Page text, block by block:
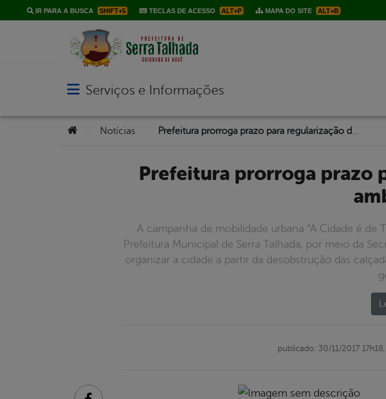
IR PARA A BUSCA SHIFT+5 TECLAS DE ACESSO ALT+P MAPA DO SITE ALT+B
Abrir menu principal de navegação
Serviços e Informações
Você está aqui:
Notícias
Prefeitura prorroga prazo para regularização do comércio
A campanha de mobilidade urbana “A Cidade é de
Prefeitura Municipal de Serra Talhada, por meio da
organizar a cidade a partir da desobstrução das
publicado: 30/11/2017 17h18,